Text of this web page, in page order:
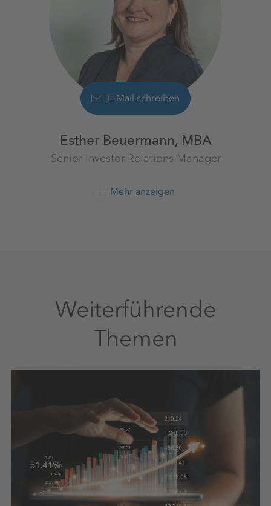
E-Mail schreiben
Esther Beuermann, MBA
Senior Investor Relations Manager
Investor Relations K+S Aktiengesellschaft
Mehr anzeigen
Weiterführende
Themen